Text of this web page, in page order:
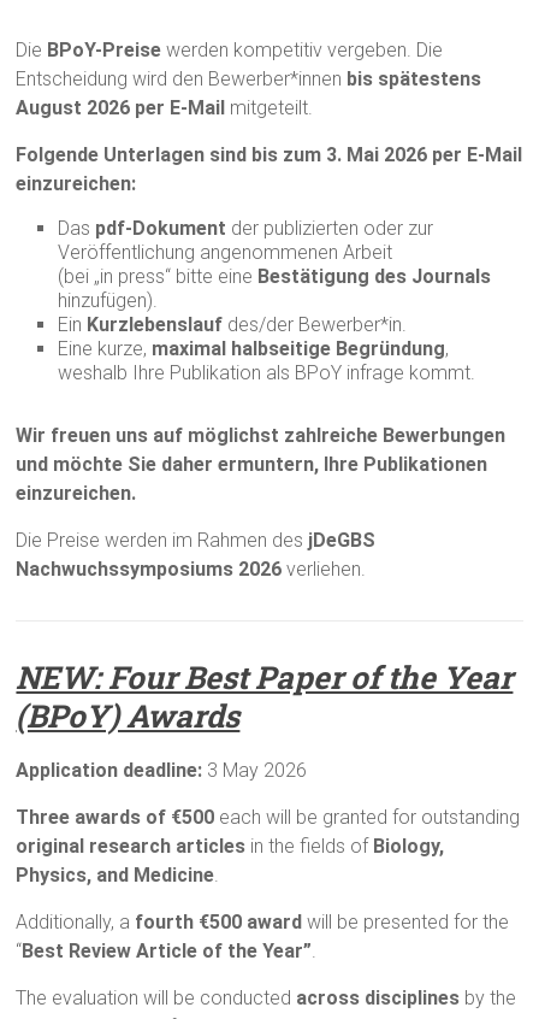
Die BPoY-Preise werden kompetitiv vergeben. Die
Entscheidung wird den Bewerber*innen bis spätestens
August 2026 per E-Mail mitgeteilt.
Folgende Unterlagen sind bis zum 3. Mai 2026 per E-Mail
einzureichen:
Das pdf-Dokument der publizierten oder zur
Veröffentlichung angenommenen Arbeit
(bei „in press“ bitte eine Bestätigung des Journals
hinzufügen).
Ein Kurzlebenslauf des/der Bewerber*in.
Eine kurze, maximal halbseitige Begründung,
weshalb Ihre Publikation als BPoY infrage kommt.
Wir freuen uns auf möglichst zahlreiche Bewerbungen
und möchte Sie daher ermuntern, Ihre Publikationen
einzureichen.
Die Preise werden im Rahmen des jDeGBS
Nachwuchssymposiums 2026 verliehen.
NEW: Four Best Paper of the Year
(BPoY) Awards
Application deadline: 3 May 2026
Three awards of €500 each will be granted for outstanding
original research articles in the fields of Biology,
Physics, and Medicine.
Additionally, a fourth €500 award will be presented for the
“Best Review Article of the Year”.
The evaluation will be conducted across disciplines by the